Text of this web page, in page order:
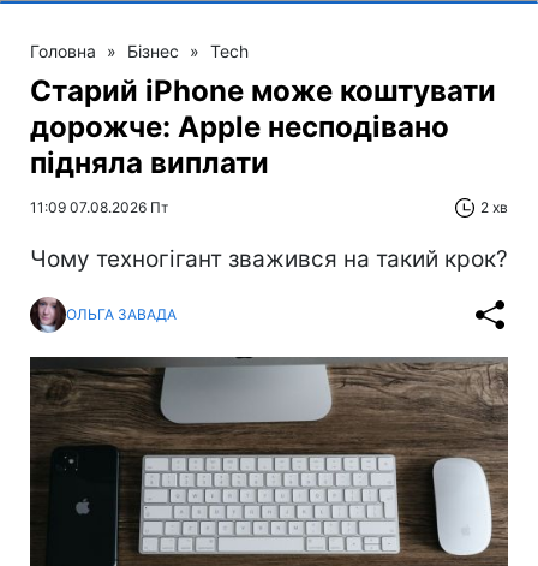
Головна » Бізнес » Tech
Старий iPhone може коштувати
дорожче: Apple несподівано
підняла виплати
11:09 07.08.2026 Пт 2 хв
Чому техногігант зважився на такий крок?
ОЛЬГА ЗАВАДА